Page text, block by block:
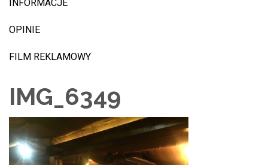
INFORMACJE
OPINIE
FILM REKLAMOWY
IMG_6349